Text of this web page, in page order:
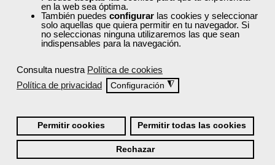
en la web sea óptima.
También puedes configurar las cookies y seleccionar
solo aquellas que quiera permitir en tu navegador. Si
no seleccionas ninguna utilizaremos las que sean
indispensables para la navegación.
Consulta nuestra Política de cookies
Política de privacidad
Configuración ◮
Permitir cookies Permitir todas las cookies
Rechazar
Formación 100%
Cursos Femxa